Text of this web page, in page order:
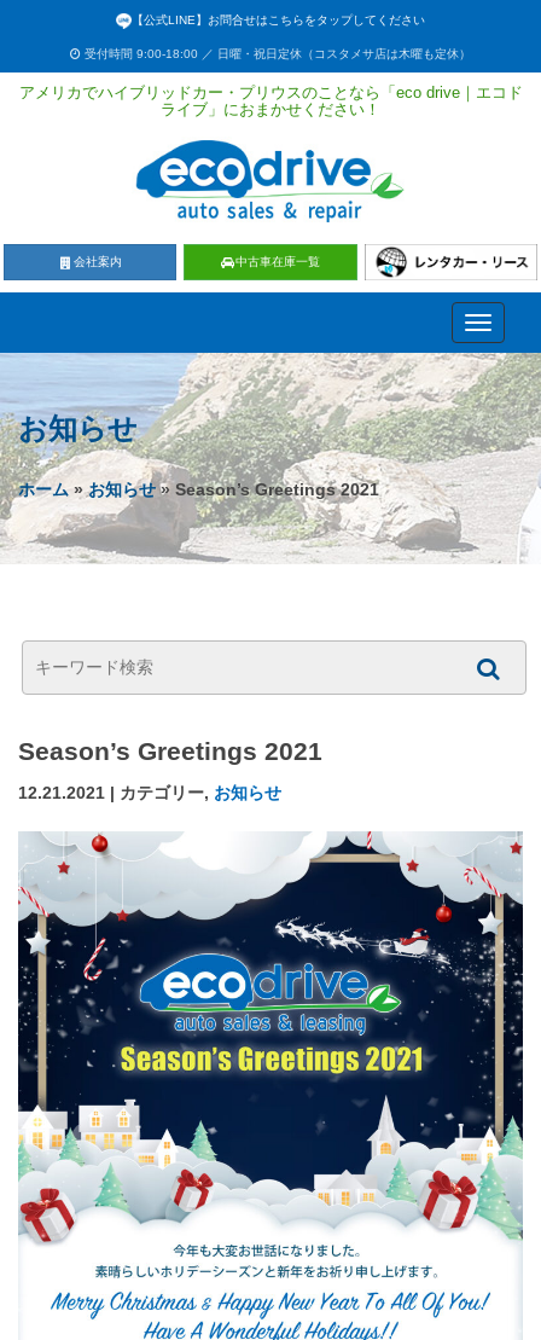
【公式LINE】お問合せはこちらをタップしてください
受付時間 9:00-18:00 ／ 日曜・祝日定休（コスタメサ店は木曜も定休）
アメリカでハイブリッドカー・プリウスのことなら「eco drive｜エコド
ライブ」におまかせください！
会社案内 中古車在庫一覧
Toggle
お知らせ
ホーム»お知らせ» Season’s Greetings 2021
Season’s Greetings 2021
12.21.2021 | カテゴリー, お知らせ